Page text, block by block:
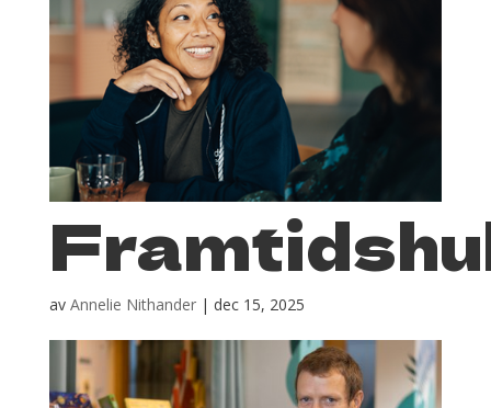
av Annelie Nithander| dec 15, 2025